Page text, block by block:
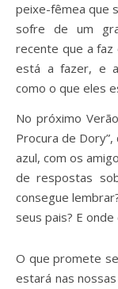
peixe-fêmea que
sofre de um
recente que a faz
está a fazer, e
como o que eles
No próximo
Procura de
azul, com os
de respostas
consegue
seus pais? E
O que promete
estará nas